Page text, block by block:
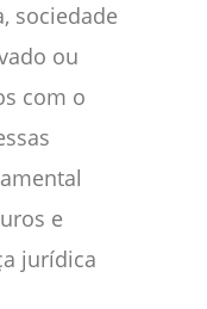
sociedade
ou
com o
e
jurídica